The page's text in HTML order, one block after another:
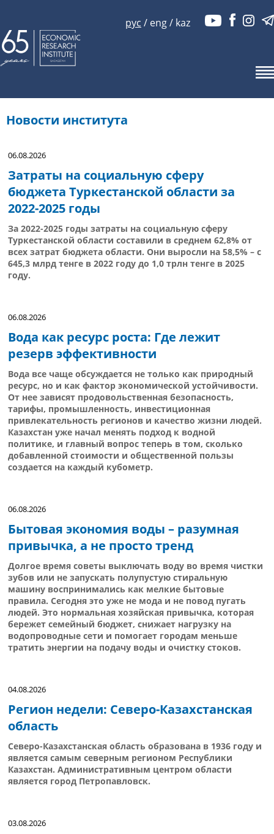
рус / eng/ kaz
Новости института
06.08.2026
Затраты на социальную сферу
бюджета Туркестанской области за
2022-2025 годы
За 2022-2025 годы затраты на социальную сферу
Туркестанской области составили в среднем 62,8% от
всех затрат бюджета области. Они выросли на 58,5% – с
645,3 млрд тенге в 2022 году до 1,0 трлн тенге в 2025
году.
06.08.2026
Вода как ресурс роста: Где лежит
резерв эффективности
Вода все чаще обсуждается не только как природный
ресурс, но и как фактор экономической устойчивости.
От нее зависят продовольственная безопасность,
тарифы, промышленность, инвестиционная
привлекательность регионов и качество жизни людей.
Казахстан уже начал менять подход к водной
политике, и главный вопрос теперь в том, сколько
добавленной стоимости и общественной пользы
создается на каждый кубометр.
06.08.2026
Бытовая экономия воды – разумная
привычка, а не просто тренд
Долгое время советы выключать воду во время чистки
зубов или не запускать полупустую стиральную
машину воспринимались как мелкие бытовые
правила. Сегодня это уже не мода и не повод пугать
людей. Это нормальная хозяйская привычка, которая
бережет семейный бюджет, снижает нагрузку на
водопроводные сети и помогает городам меньше
тратить энергии на подачу воды и очистку стоков.
04.08.2026
Регион недели: Северо-Казахстанская
область
Северо-Казахстанская область образована в 1936 году и
является самым северным регионом Республики
Казахстан. Административным центром области
является город Петропавловск.
03.08.2026